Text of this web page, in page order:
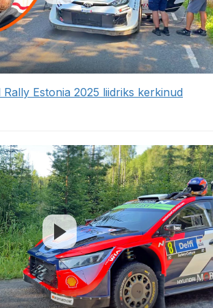
Rally Estonia 2025 liidriks kerkinud